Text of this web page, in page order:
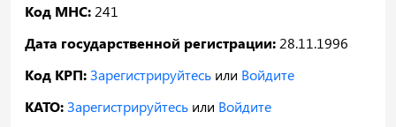
Код МНС: 241
Дата государственной регистрации: 28.11.1996
Код КРП:Зарегистрируйтесь или Войдите
КАТО:Зарегистрируйтесь или Войдите